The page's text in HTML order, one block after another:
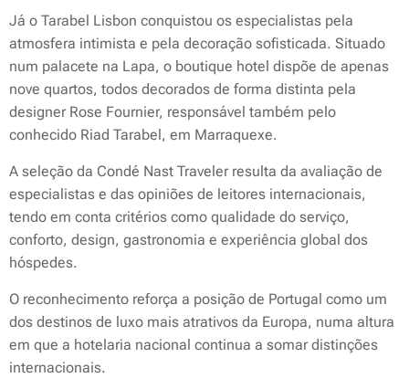
Já o Tarabel Lisbon conquistou os especialistas pela
atmosfera intimista e pela decoração sofisticada. Situado
num palacete na Lapa, o boutique hotel dispõe de apenas
nove quartos, todos decorados de forma distinta pela
designer Rose Fournier, responsável também pelo
conhecido Riad Tarabel, em Marraquexe.
A seleção da Condé Nast Traveler resulta da avaliação de
especialistas e das opiniões de leitores internacionais,
tendo em conta critérios como qualidade do serviço,
conforto, design, gastronomia e experiência global dos
hóspedes.
O reconhecimento reforça a posição de Portugal como um
dos destinos de luxo mais atrativos da Europa, numa altura
em que a hotelaria nacional continua a somar distinções
internacionais.